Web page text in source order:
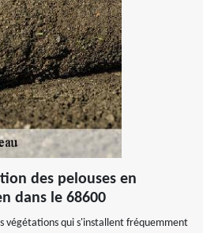
des pelouses en
dans le 68600
végétations qui s'installent fréquemment